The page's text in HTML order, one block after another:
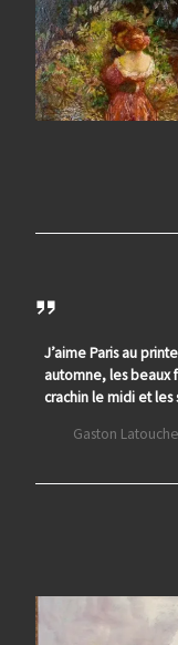
J’aime Paris au
automne, les beaux
crachin le midi et
Gaston Latouche